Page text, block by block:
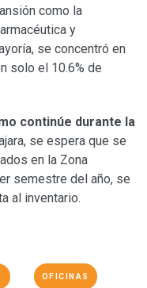
como la
y
se concentró en
solo el 10.6% de
continúe durante la
se espera que se
en la Zona
semestre del año, se
al inventario.
OFICINAS